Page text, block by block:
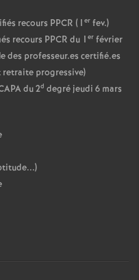
recours PPCR (1 er fev.)
recours PPCR du 1 er février
des professeur.es certifié.es
retraite progressive)
du 2d degré jeudi 6 mars